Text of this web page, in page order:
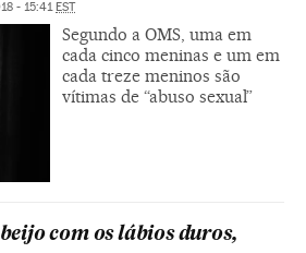
- 15:41 EST
Segundo a OMS, uma em
cada cinco meninas e um em
cada treze meninos são
vítimas de “abuso sexual”
com os lábios duros,